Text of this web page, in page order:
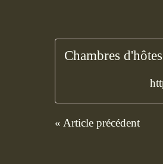
Chambres
« Article précédent